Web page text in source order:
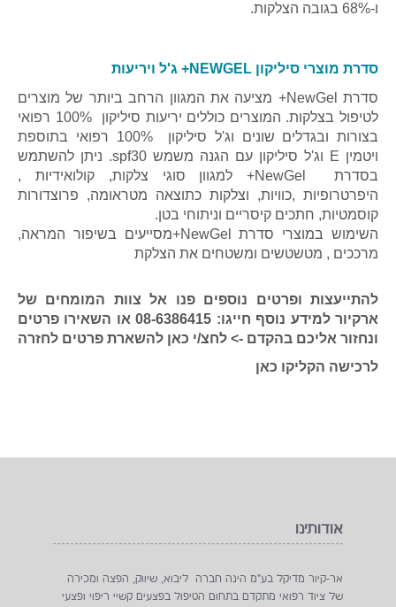
ו-68% בגובה הצלקות.
סדרת מוצרי סיליקון NEWGEL+ ג'ל ויריעות
סדרת NewGel+ מציעה את המגוון הרחב ביותר של מוצרים
לטיפול בצלקות. המוצרים כוללים יריעות סיליקון 100% רפואי
בצורות ובגדלים שונים וג'ל סיליקון 100% רפואי בתוספת
ויטמין E וג'ל סיליקון עם הגנה משמש spf30. ניתן להשתמש
בסדרת NewGel+ למגוון סוגי צלקות, קולואידיות ,
היפרטרופיות ,כוויות, וצלקות כתוצאה מטראומה, פרוצדורות
קוסמטיות, חתכים קיסריים וניתוחי בטן.
השימוש במוצרי סדרת NewGel+מסייעים בשיפור המראה,
מרככים , מטשטשים ומשטחים את הצלקת
להתייעצות ופרטים נוספים פנו אל צוות המומחים של
ארקיור למידע נוסף חייגו: 08-6386415 או השאירו פרטים
ונחזור אליכם בהקדם -> לחצ/י כאן להשארת פרטים לחזרה
לרכישה הקליקו כאן
אודותינו
אר-קיור מדיקל בע"מ הינה חברה ליבוא, שיווק, הפצה ומכירה
של ציוד רפואי מתקדם בתחום הטיפול בפצעים קשיי ריפוי ופצעי